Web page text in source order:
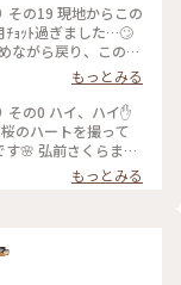
からこの
ﾁｮｯﾄ過ぎました…🙄
ながら戻り、この後
考にしてください
みました☝ 女子
ハーさをこれからも
1日撮影) #青森
もっとみる
ハイ✋
のハートを撮って
る、このラブリー
城の桜は、津軽の
がオススメです
もっとみる